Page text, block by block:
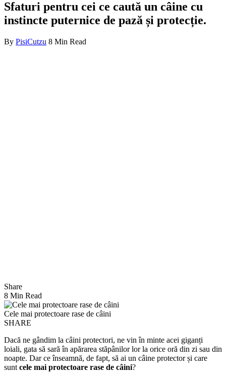
Sfaturi pentru cei ce caută un câine cu
instincte puternice de pază și protecție.
By PisiCutzu 8 Min Read
Share
8 Min Read
Cele mai protectoare rase de câini
SHARE
Dacă ne gândim la câini protectori, ne vin în minte acei giganți
loiali, gata să sară în apărarea stăpânilor lor la orice oră din zi sau din
noapte. Dar ce înseamnă, de fapt, să ai un câine protector și care
sunt cele mai protectoare rase de câini?